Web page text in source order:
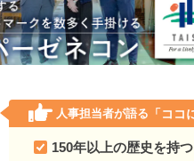
人事担当者が語る 「ココ
150年以上の歴史を持